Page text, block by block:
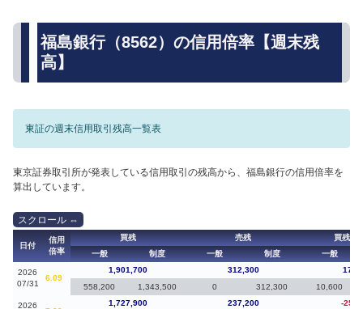
福島銀行（8562）の信用倍率【週末残
高】
東証の週末信用取引残高一覧表
東京証券取引所が発表している信用取引の残高から、福島銀行の信用倍率を
算出しています。
日付
信用
倍率
買残 売残
買残（
一般
制度 一般 制度 一般
2026
07/31
6.09
1,901,700 312,300
558,200
1,343,500 0 312,300 10,600
2026
1,727,900 237,200
-